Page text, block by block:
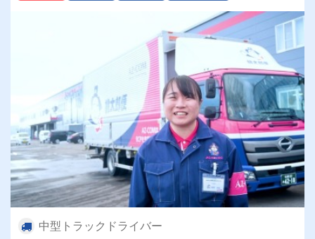
中型トラックドライバー